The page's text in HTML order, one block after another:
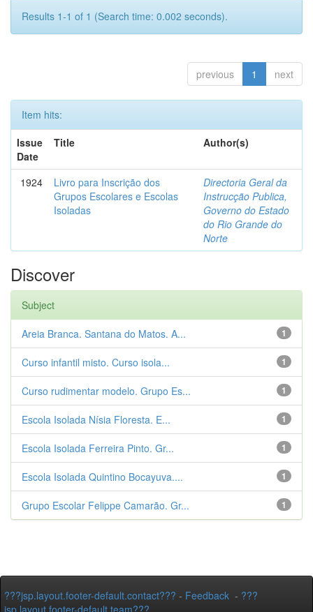
Results 1-1 of 1 (Search time: 0.002 seconds).
previous 1 next
Item hits:
Issue
Date
Title Author(s)
1924
Livro para Inscrição dos
Grupos Escolares e Escolas
Isoladas
Directoria Geral da
Instrucção Publica,
Governo do Estado
do Rio Grande do
Norte
Discover
Subject
1
Areia Branca. Santana do Matos. A...
1
Curso infantil misto. Curso isola...
1
Curso rudimentar modelo. Grupo Es...
1
Escola Isolada Nísia Floresta. E...
1
Escola Isolada Ferreira Pinto. Gr...
1
Escola Isolada Quintino Bocayuva....
1
Grupo Escolar Felippe Camarão. Gr...
???jsp.layout.footer-default.contact??? - Feedback - ???
jsp.layout.footer-default.team???